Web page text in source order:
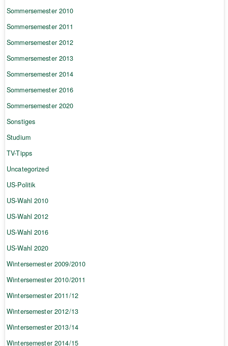
Sommersemester 2010
Sommersemester 2011
Sommersemester 2012
Sommersemester 2013
Sommersemester 2014
Sommersemester 2016
Sommersemester 2020
Sonstiges
Studium
TV-Tipps
Uncategorized
US-Politik
US-Wahl 2010
US-Wahl 2012
US-Wahl 2016
US-Wahl 2020
Wintersemester 2009/2010
Wintersemester 2010/2011
Wintersemester 2011/12
Wintersemester 2012/13
Wintersemester 2013/14
Wintersemester 2014/15